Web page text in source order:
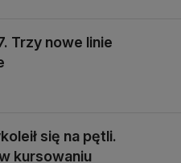
Trzy nowe linie
się na pętli.
kursowaniu